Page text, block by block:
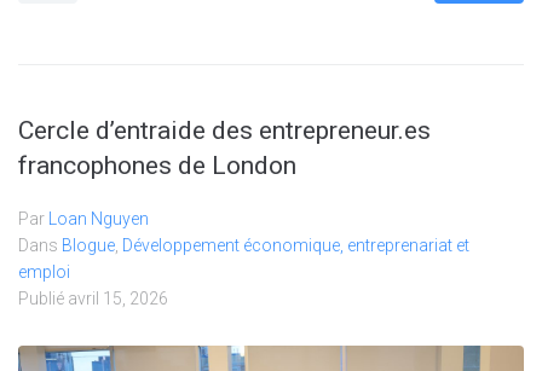
Cercle d’entraide des entrepreneur.es
francophones de London
Par Loan Nguyen
Dans Blogue Développement économique, entreprenariat et
emploi
Publié avril 15, 2026